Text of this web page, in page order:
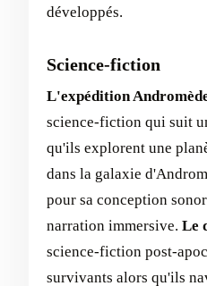
développés.
Science-fiction
L'expédition
science-fiction qui suit
qu'ils explorent une
dans la galaxie
pour sa conception
narration immersive. Le
science-fiction post-
survivants alors qu'ils